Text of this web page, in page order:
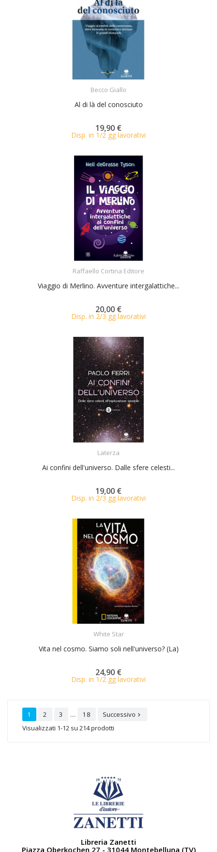
Becco Giallo
Al di là del conosciuto
19,90 €
Disp. in 1/2 gg lavorativi
Raffaello Cortina Editore
Viaggio di Merlino. Avventure intergalattiche...
20,00 €
Disp. in 2/3 gg lavorativi
Laterza
Ai confini dell'universo. Dalle sfere celesti...
19,00 €
Disp. in 2/3 gg lavorativi
White Star
Vita nel cosmo. Siamo soli nell'universo? (La)
24,90 €
Disp. in 1/2 gg lavorativi
1 2 3 … 18 Successivo 
Visualizzati 1-12 su 214 prodotti
Libreria Zanetti
Piazza Oberkochen 27 - 31044 Montebelluna (TV)